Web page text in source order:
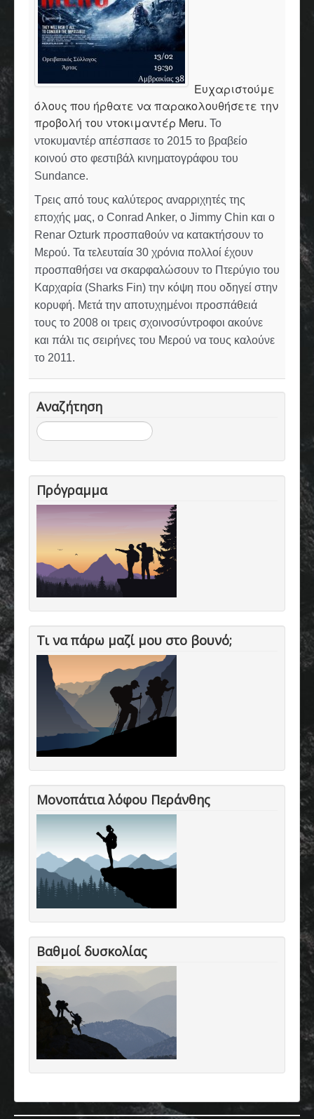
Ευχαριστούμε
όλους που ήρθατε να παρακολουθήσετε την
προβολή του ντοκιμαντέρ Meru. Το
ντοκυμαντέρ απέσπασε το 2015 το βραβείο
κοινού στο φεστιβάλ κινηματογράφου του
Sundance.
Τρεις από τους καλύτερος αναρριχητές της
εποχής μας, ο Conrad Anker, ο Jimmy Chin και ο
Renar Ozturk προσπαθούν να κατακτήσουν το
Μερού. Τα τελευταία 30 χρόνια πολλοί έχουν
προσπαθήσει να σκαρφαλώσουν το Πτερύγιο του
Καρχαρία (Sharks Fin) την κόψη που οδηγεί στην
κορυφή. Μετά την αποτυχημένοι προσπάθειά
τους το 2008 οι τρεις σχοινοσύντροφοι ακούνε
και πάλι τις σειρήνες του Μερού να τους καλούνε
το 2011.
Αναζήτηση
Αναζήτηση...
Πρόγραμμα
Τι να πάρω μαζί μου στο βουνό;
Μονοπάτια λόφου Περάνθης
Βαθμοί δυσκολίας